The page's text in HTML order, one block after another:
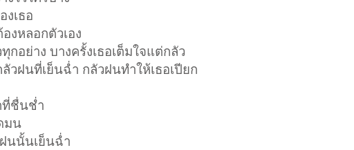
งเธอ
งหลอกตัวเอง
ทุกอย่าง บางครั้งเธอเต็มใจแต่กลัว
วฝนที่เย็นฉ่ำ กลัวฝนทำให้เธอเปียก
ที่ชื่นช่ำ
มน
นนั้นเย็นฉ่ำ